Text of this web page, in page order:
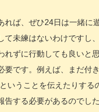
れば、ぜひ24日は一緒
て未練はないわけですし
ずに行動しても良いと思
要です。例えば、まだ付
いうことを伝えたりする
告する必要があるのでし